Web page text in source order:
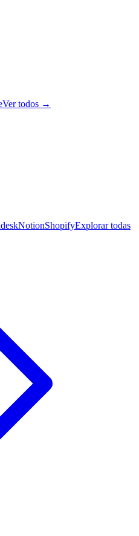
Ver todos →
NotionShopifyExplorar todas